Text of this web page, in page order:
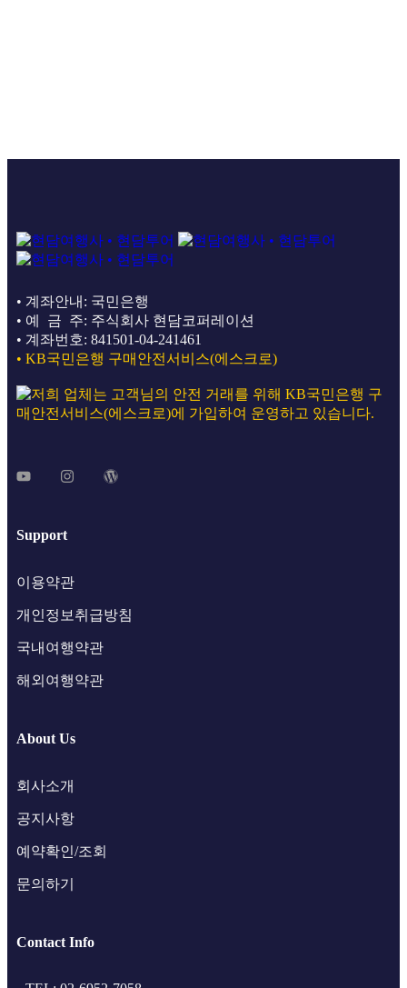
• 계좌안내: 국민은행
• 예 금 주: 주식회사 현담코퍼레이션
• 계좌번호: 841501-04-241461
• KB국민은행 구매안전서비스(에스크로)
Support
이용약관
개인정보취급방침
국내여행약관
해외여행약관
About Us
회사소개
공지사항
예약확인/조회
문의하기
Contact Info